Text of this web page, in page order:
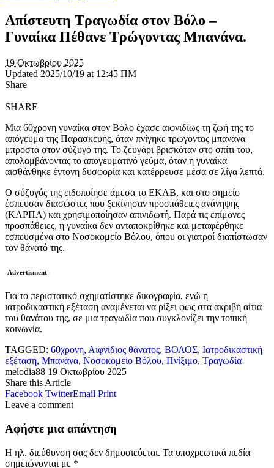
Απίστευτη Τραγωδία στον Βόλο –
Γυναίκα Πέθανε Τρώγοντας Μπανάνα.
19 Οκτωβρίου 2025
Updated 2025/10/19 at 12:45 ΠΜ
Share
SHARE
Μια 60χρονη γυναίκα στον Βόλο έχασε αιφνιδίως τη ζωή της το
απόγευμα της Παρασκευής, όταν πνίγηκε τρώγοντας μπανάνα
μπροστά στον σύζυγό της. Το ζευγάρι βρισκόταν στο σπίτι του,
απολαμβάνοντας το απογευματινό γεύμα, όταν η γυναίκα
αισθάνθηκε έντονη δυσφορία και κατέρρευσε μέσα σε λίγα λεπτά.
Ο σύζυγός της ειδοποίησε άμεσα το ΕΚΑΒ, και στο σημείο
έσπευσαν διασώστες που ξεκίνησαν προσπάθειες ανάνηψης
(ΚΑΡΠΑ) και χρησιμοποίησαν απινιδωτή. Παρά τις επίμονες
προσπάθειες, η γυναίκα δεν ανταποκρίθηκε και μεταφέρθηκε
εσπευσμένα στο Νοσοκομείο Βόλου, όπου οι γιατροί διαπίστωσαν
τον θάνατό της.
-Advertisment-
Για το περιστατικό σχηματίστηκε δικογραφία, ενώ η
ιατροδικαστική εξέταση αναμένεται να ρίξει φως στα ακριβή αίτια
του θανάτου της, σε μια τραγωδία που συγκλονίζει την τοπική
κοινωνία.
TAGGED: 60χρονη, Αιφνίδιος θάνατος, ΒΟΛΟΣ, Ιατροδικαστική
εξέταση, Μπανάνα, Νοσοκομείο Βόλου, Πνίξιμο, Τραγωδία
melodia88 19 Οκτωβρίου 2025
Share this Article
Facebook TwitterEmail Print
Leave a comment
Αφήστε μια απάντηση
Η ηλ. διεύθυνση σας δεν δημοσιεύεται. Τα υποχρεωτικά πεδία
σημειώνονται με *